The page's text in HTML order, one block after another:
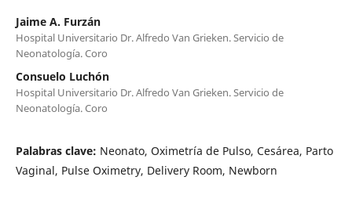
Jaime A. Furzán
Hospital Universitario Dr. Alfredo Van Grieken. Servicio de
Neonatología. Coro
Consuelo Luchón
Hospital Universitario Dr. Alfredo Van Grieken. Servicio de
Neonatología. Coro
Palabras clave: Neonato, Oximetría de Pulso, Cesárea, Parto
Vaginal, Pulse Oximetry, Delivery Room, Newborn